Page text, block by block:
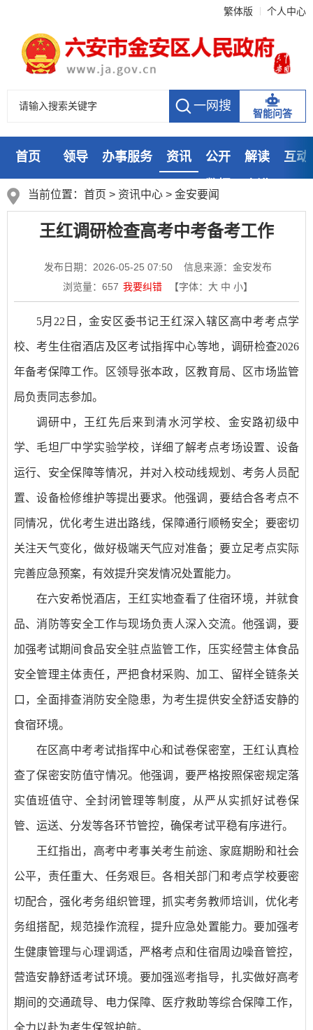
繁体版 个人中心
智能问答
首页 领导 办事服务 资讯 公开 解读
互动
当前位置： 首页 > 资讯中心 > 金安要闻
王红调研检查高考中考备考工作
发布日期：2026-05-25 07:50
信息来源：金安发布
浏览量： 657 我要纠错 【字体： 大 中 小】
5月22日，金安区委书记王红深入辖区高中考考点学
校、考生住宿酒店及区考试指挥中心等地，调研检查2026
年备考保障工作。区领导张本政，区教育局、区市场监管
局负责同志参加。
调研中，王红先后来到清水河学校、金安路初级中
学、毛坦厂中学实验学校，详细了解考点考场设置、设备
运行、安全保障等情况，并对入校动线规划、考务人员配
置、设备检修维护等提出要求。他强调，要结合各考点不
同情况，优化考生进出路线，保障通行顺畅安全；要密切
关注天气变化，做好极端天气应对准备；要立足考点实际
完善应急预案，有效提升突发情况处置能力。
在六安希悦酒店，王红实地查看了住宿环境，并就食
品、消防等安全工作与现场负责人深入交流。他强调，要
加强考试期间食品安全驻点监管工作，压实经营主体食品
安全管理主体责任，严把食材采购、加工、留样全链条关
口，全面排查消防安全隐患，为考生提供安全舒适安静的
食宿环境。
在区高中考考试指挥中心和试卷保密室，王红认真检
查了保密安防值守情况。他强调，要严格按照保密规定落
实值班值守、全封闭管理等制度，从严从实抓好试卷保
管、运送、分发等各环节管控，确保考试平稳有序进行。
王红指出，高考中考事关考生前途、家庭期盼和社会
公平，责任重大、任务艰巨。各相关部门和考点学校要密
切配合，强化考务组织管理，抓实考务教师培训，优化考
务组搭配，规范操作流程，提升应急处置能力。要加强考
生健康管理与心理调适，严格考点和住宿周边噪音管控，
营造安静舒适考试环境。要加强巡考指导，扎实做好高考
期间的交通疏导、电力保障、医疗救助等综合保障工作，